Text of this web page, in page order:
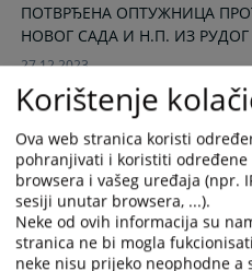
the
calendar
and
select
date.
Press
the
question
mark
key
the
and
select
date.
Press
the
mark
key
ПОТВРЂЕНА ОПТУЖНИЦА
НОВОГ САДА И Н.П. ИЗ РУДОГ
27.12.2023.
Закључак о
предмету
Прво рочиште за продају је
26.10.2023. године с
10.10.2023.
Korištenje
Ova web stranica koristi
pohranjivati i koristiti određene
browsera i vašeg uređaja (npr.
sesiji unutar browsera, ...).
Neke od ovih informacija su
stranica ne bi mogla
neke nisu prijeko neophodne a